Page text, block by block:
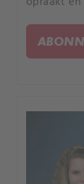
mensen
pakken.